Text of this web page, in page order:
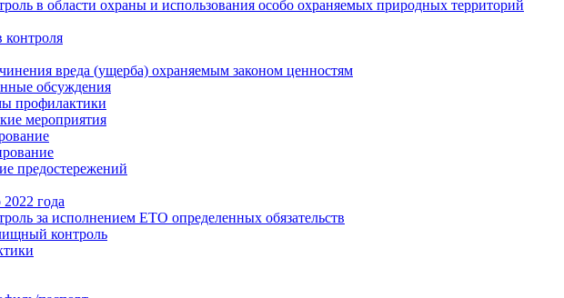
в области охраны и использования особо охраняемых природных территорий
контроля
вреда (ущерба) охраняемым законом ценностям
обсуждения
профилактики
мероприятия
предостережений
года
за исполнением ЕТО определенных обязательств
контроль